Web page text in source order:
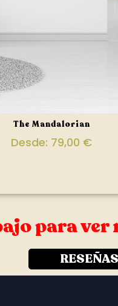
The Mandalorian
Desde: 79,00 €
para ver
RESEÑAS